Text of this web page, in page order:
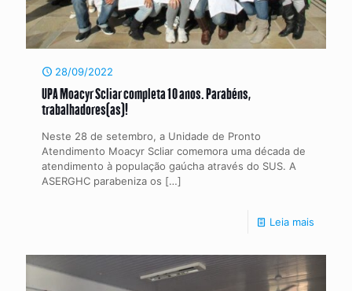
28/09/2022
UPA Moacyr Scliar completa 10 anos. Parabéns,
trabalhadores(as)!
Neste 28 de setembro, a Unidade de Pronto
Atendimento Moacyr Scliar comemora uma década de
atendimento à população gaúcha através do SUS. A
ASERGHC parabeniza os […]
Leia mais